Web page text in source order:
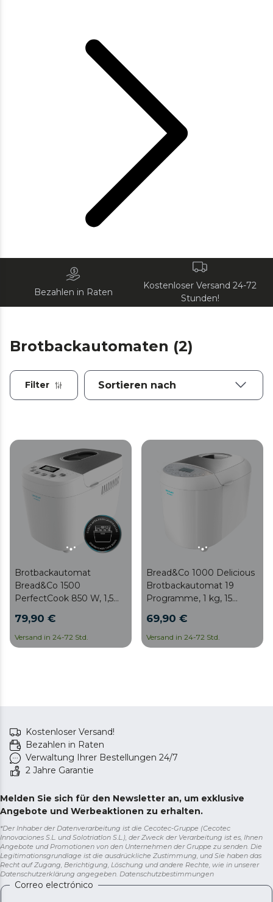
Bezahlen in Raten
Kostenloser Versand 24-72
Stunden!
Brotbackautomaten (2)
Filter
Brotbackautomat
Bread&Co 1500
PerfectCook 850 W, 1,5
programmierbare
Stunden, 2 Heizelemente,
spülmaschinenfester Topf,
79,90 €
Versand in 24-72 Std.
Bread&Co 1000 Delicious
Brotbackautomat 19
Programme, 1 kg, 15
Stunden,
Spülmaschinenfester
Innentopf, Kochbuch
69,90 €
Versand in 24-72 Std.
Kostenloser Versand!
Bezahlen in Raten
Verwaltung Ihrer Bestellungen 24/7
2 Jahre Garantie
Melden Sie sich für den Newsletter an, um exklusive
Angebote und Werbeaktionen zu erhalten.
*Der Inhaber der Datenverarbeitung ist die Cecotec-Gruppe (Cecotec
Innovaciones S.L. und Solotriatlon S.L.), der Zweck der Verarbeitung ist es, Ihnen
Angebote und Promotionen von den Unternehmen der Gruppe zu senden. Die
Legitimationsgrundlage ist die ausdrückliche Zustimmung, und Sie haben das
Recht auf Zugang, Berichtigung, Löschung und andere Rechte, wie in unserer
Datenschutzerklärung angegeben. Datenschutzbestimmungen
Correo electrónico